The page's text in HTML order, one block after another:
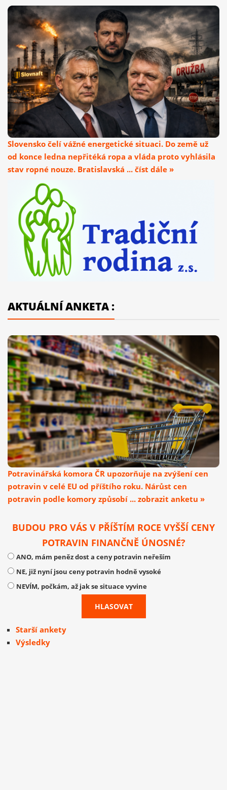
Slovensko čelí vážné energetické situaci. Do země už
od konce ledna nepřitéká ropa a vláda proto vyhlásila
stav ropné nouze. Bratislavská ... číst dále »
AKTUÁLNÍ ANKETA :
Potravinářská komora ČR upozorňuje na zvýšení cen
potravin v celé EU od příštího roku. Nárůst cen
potravin podle komory způsobí ... zobrazit anketu »
BUDOU PRO VÁS V PŘÍŠTÍM ROCE VYŠŠÍ CENY
POTRAVIN FINANČNĚ ÚNOSNÉ?
ANO, mám peněz dost a ceny potravin neřeším
NE, již nyní jsou ceny potravin hodně vysoké
NEVÍM, počkám, až jak se situace vyvine
Starší ankety
Výsledky